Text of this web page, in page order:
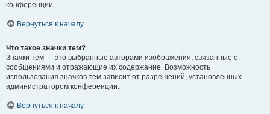
конференции.
Вернуться к началу
Что такое значки тем?
Значки тем — это выбранные авторами изображения, связанные с
сообщениями и отражающие их содержание. Возможность
использования значков тем зависит от разрешений, установленных
администратором конференции.
Вернуться к началу